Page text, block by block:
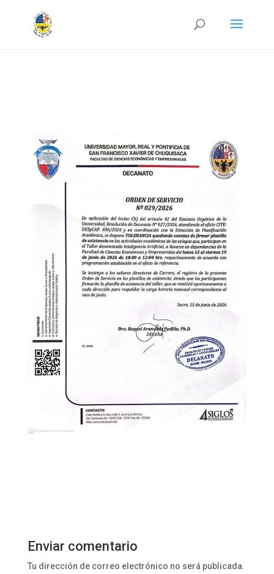
Enviar comentario
Tu dirección de correo electrónico no será publicada.